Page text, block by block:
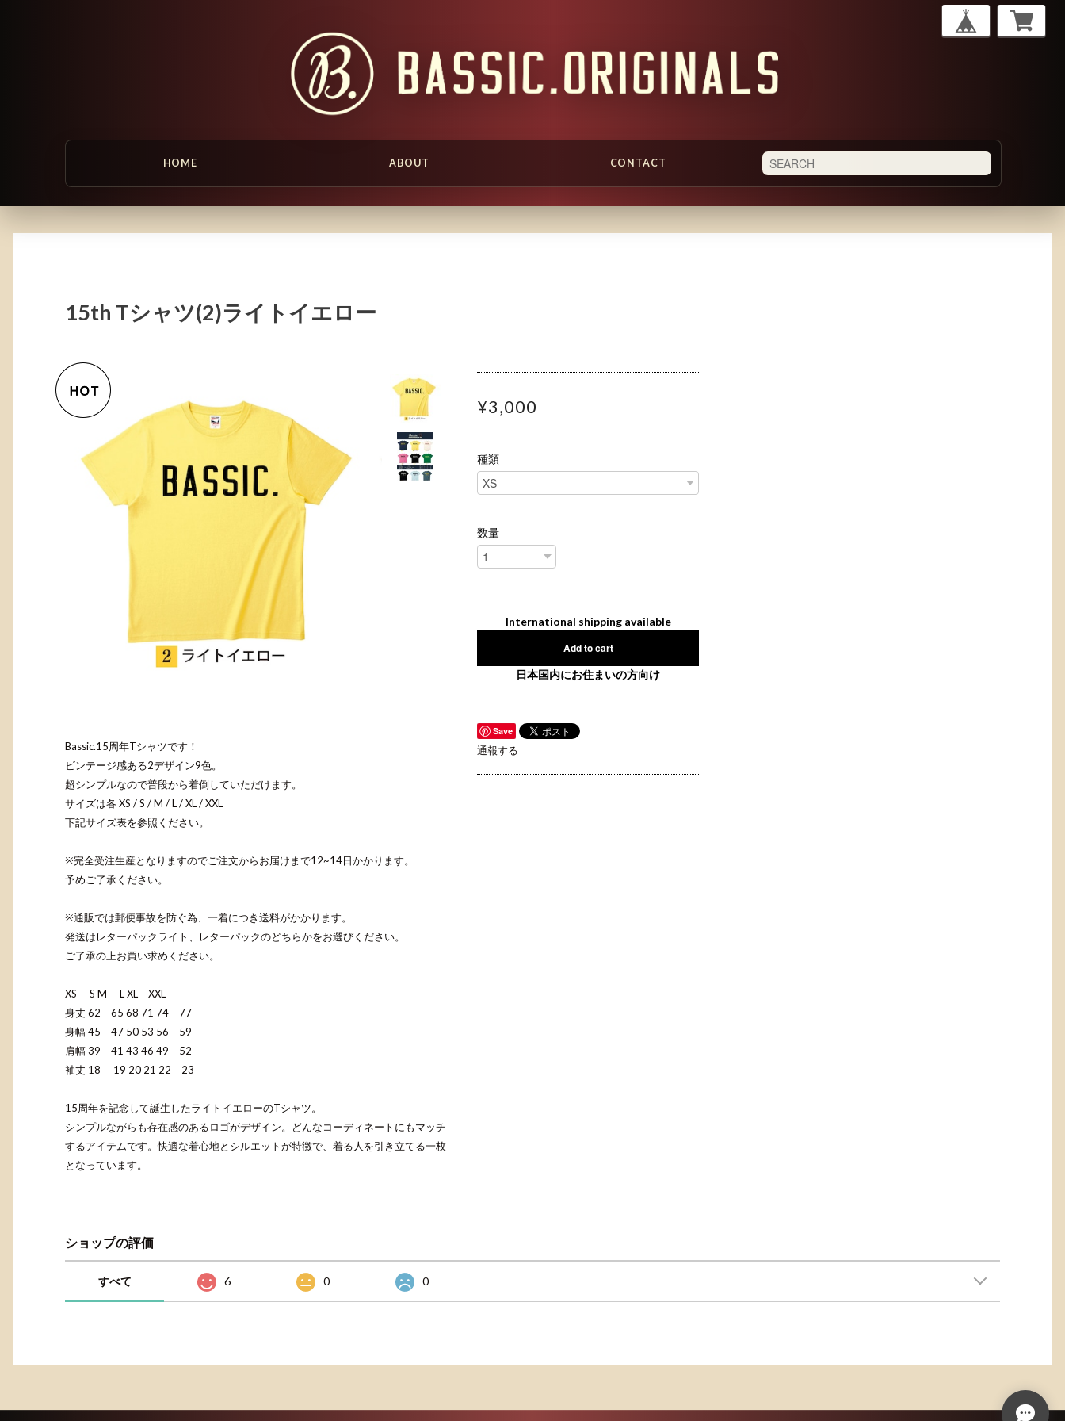
HOME ABOUT CONTACT
15th Tシャツ(2)ライトイエロー
Bassic.15周年Tシャツです！
ビンテージ感ある2デザイン9色。
超シンプルなので普段から着倒していただけます。
サイズは各 XS / S / M / L / XL / XXL
下記サイズ表を参照ください。
※完全受注生産となりますのでご注文からお届けまで12~14日かかります。
予めご了承ください。
※通販では郵便事故を防ぐ為、一着につき送料がかかります。
発送はレターパックライト、レターパックのどちらかをお選びください。
ご了承の上お買い求めください。
XS S M L XL XXL
身丈 62 65 68 71 74 77
身幅 45 47 50 53 56 59
肩幅 39 41 43 46 49 52
袖丈 18 19 20 21 22 23
15周年を記念して誕生したライトイエローのTシャツ。
シンプルながらも存在感のあるロゴがデザイン。どんなコーディネートにもマッチ
するアイテムです。快適な着心地とシルエットが特徴で、着る人を引き立てる一枚
となっています。
¥3,000
種類
数量
International shipping available
Add to cart
日本国内にお住まいの方向け
Save
通報する
ショップの評価
すべて 6 0 0